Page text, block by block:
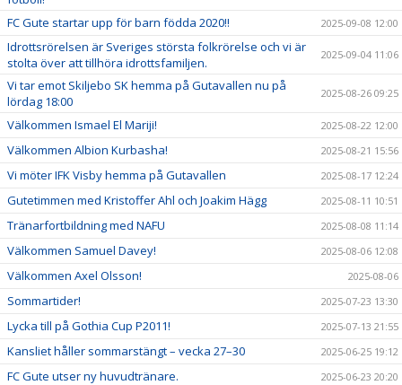
FC Gute startar upp för barn födda 2020!! 2025-09-08 12:00
Idrottsrörelsen är Sveriges största folkrörelse och vi är
stolta över att tillhöra idrottsfamiljen.
2025-09-04 11:06
Vi tar emot Skiljebo SK hemma på Gutavallen nu på
lördag 18:00
2025-08-26 09:25
Välkommen Ismael El Mariji! 2025-08-22 12:00
Välkommen Albion Kurbasha! 2025-08-21 15:56
Vi möter IFK Visby hemma på Gutavallen 2025-08-17 12:24
Gutetimmen med Kristoffer Ahl och Joakim Hägg 2025-08-11 10:51
Tränarfortbildning med NAFU 2025-08-08 11:14
Välkommen Samuel Davey! 2025-08-06 12:08
Välkommen Axel Olsson! 2025-08-06
Sommartider! 2025-07-23 13:30
Lycka till på Gothia Cup P2011! 2025-07-13 21:55
Kansliet håller sommarstängt – vecka 27–30 2025-06-25 19:12
FC Gute utser ny huvudtränare. 2025-06-23 20:20